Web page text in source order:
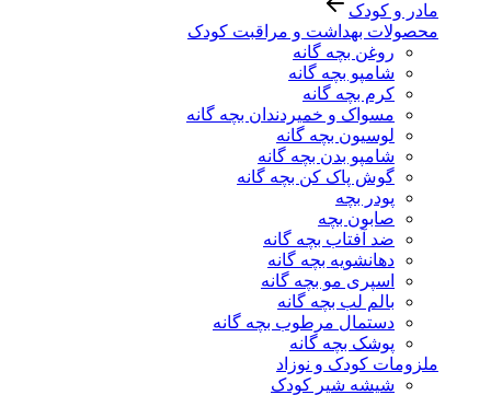
مادر و کودک
محصولات بهداشت و مراقبت کودک
روغن بچه گانه
شامپو بچه گانه
کرم بچه گانه
مسواک و خمیردندان بچه گانه
لوسیون بچه گانه
شامپو بدن بچه گانه
گوش پاک کن بچه گانه
پودر بچه
صابون بچه
ضد آفتاب بچه گانه
دهانشویه بچه گانه
اسپری مو بچه گانه
بالم لب بچه گانه
دستمال مرطوب بچه گانه
پوشک بچه گانه
ملزومات کودک و نوزاد
شیشه شیر کودک